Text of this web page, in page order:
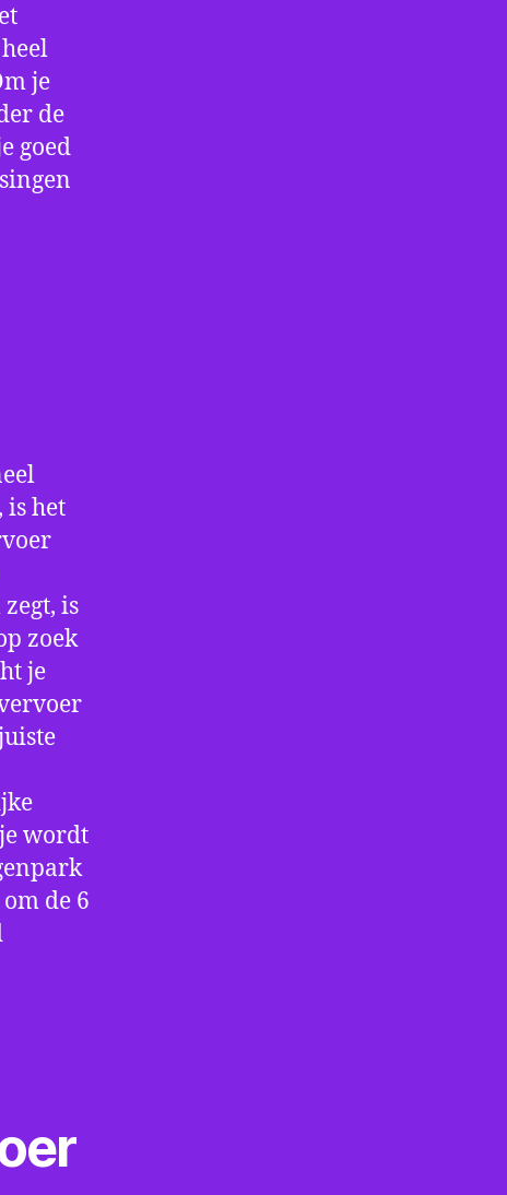
je
de
goed
is het
is
zoek
je
wordt
de 6